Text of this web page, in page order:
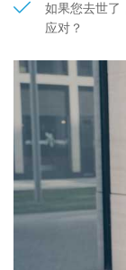
如果您去世了
应对？